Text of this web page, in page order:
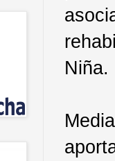
Niña.